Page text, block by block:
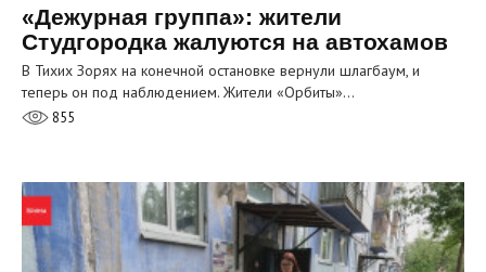
«Дежурная группа»: жители
Студгородка жалуются на автохамов
В Тихих Зорях на конечной остановке вернули шлагбаум, и
теперь он под наблюдением. Жители «Орбиты»…
855